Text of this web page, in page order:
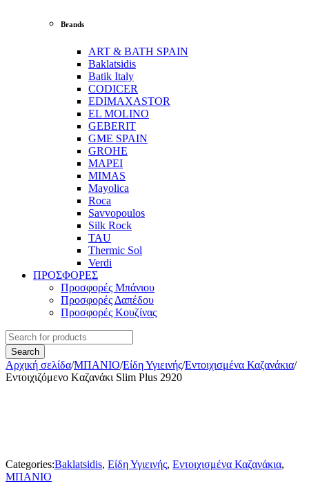
Brands
ART & BATH SPAIN
Baklatsidis
Batik Italy
CODICER
EDIMAXASTOR
EL MOLINO
GEBERIT
GME SPAIN
GROHE
MAPEI
MIMAS
Mayolica
Roca
Savvopoulos
Silk Rock
TAU
Thermic Sol
Verdi
ΠΡΟΣΦΟΡΕΣ
Προσφορές Μπάνιου
Προσφορές Δαπέδου
Προσφορές Κουζίνας
Αρχική σελίδα/ΜΠΑΝΙΟ/Είδη Υγιεινής/Εντοιχισμένα Καζανάκια/
Εντοιχιζόμενο Kαζανάκι Slim Plus 2920
Categories:Baklatsidis, Είδη Υγιεινής, Εντοιχισμένα Καζανάκια,
ΜΠΑΝΙΟ